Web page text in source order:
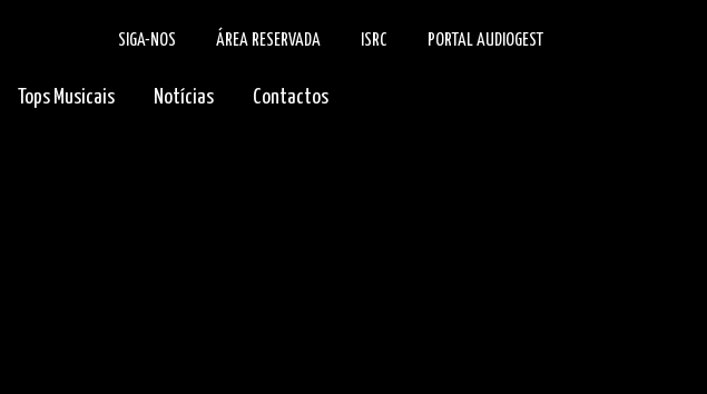
SIGA-NOS ÁREA RESERVADA ISRC PORTAL AUDIOGEST
Tops Musicais Notícias Contactos